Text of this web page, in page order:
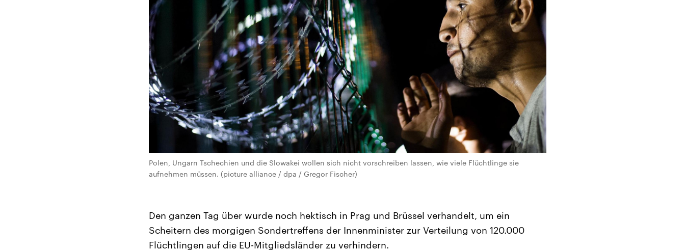
Polen, Ungarn Tschechien und die Slowakei wollen sich nicht vorschreiben lassen, wie viele Flüchtlinge sie
aufnehmen müssen. (picture alliance / dpa / Gregor Fischer)
Den ganzen Tag über wurde noch hektisch in Prag und Brüssel verhandelt, um ein
Scheitern des morgigen Sondertreffens der Innenminister zur Verteilung von 120.000
Flüchtlingen auf die EU-Mitgliedsländer zu verhindern.